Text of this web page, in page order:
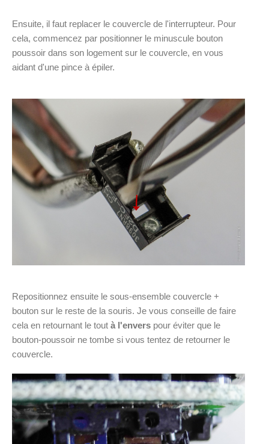
Ensuite, il faut replacer le couvercle de l'interrupteur. Pour
cela, commencez par positionner le minuscule bouton
poussoir dans son logement sur le couvercle, en vous
aidant d'une pince à épiler.
Repositionnez ensuite le sous-ensemble couvercle +
bouton sur le reste de la souris. Je vous conseille de faire
cela en retournant le tout à l'envers pour éviter que le
bouton-poussoir ne tombe si vous tentez de retourner le
couvercle.